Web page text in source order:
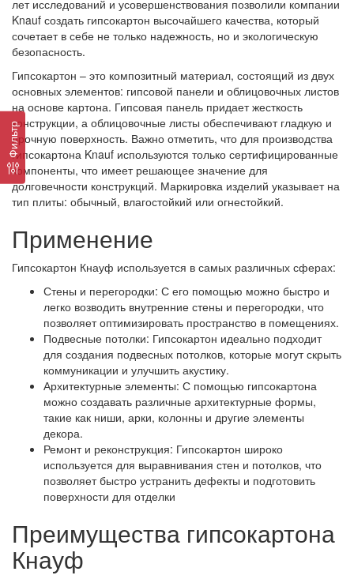
Фильтр
лет исследований и усовершенствования позволили компании
Knauf создать гипсокартон высочайшего качества, который
сочетает в себе не только надежность, но и экологическую
безопасность.
Гипсокартон – это композитный материал, состоящий из двух
основных элементов: гипсовой панели и облицовочных листов
на основе картона. Гипсовая панель придает жесткость
конструкции, а облицовочные листы обеспечивают гладкую и
прочную поверхность. Важно отметить, что для производства
гипсокартона Knauf используются только сертифицированные
компоненты, что имеет решающее значение для
долговечности конструкций. Маркировка изделий указывает на
тип плиты: обычный, влагостойкий или огнестойкий.
Применение
Гипсокартон Кнауф используется в самых различных сферах:
Стены и перегородки: С его помощью можно быстро и
легко возводить внутренние стены и перегородки, что
позволяет оптимизировать пространство в помещениях.
Подвесные потолки: Гипсокартон идеально подходит
для создания подвесных потолков, которые могут скрыть
коммуникации и улучшить акустику.
Архитектурные элементы: С помощью гипсокартона
можно создавать различные архитектурные формы,
такие как ниши, арки, колонны и другие элементы
декора.
Ремонт и реконструкция: Гипсокартон широко
используется для выравнивания стен и потолков, что
позволяет быстро устранить дефекты и подготовить
поверхности для отделки
Преимущества гипсокартона
Кнауф